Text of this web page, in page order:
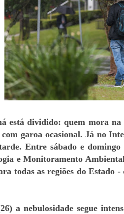
está dividido: quem mora
com garoa ocasional. Já no
Entre sábado e
e Monitoramento
todas as regiões do Estado
a nebulosidade segue